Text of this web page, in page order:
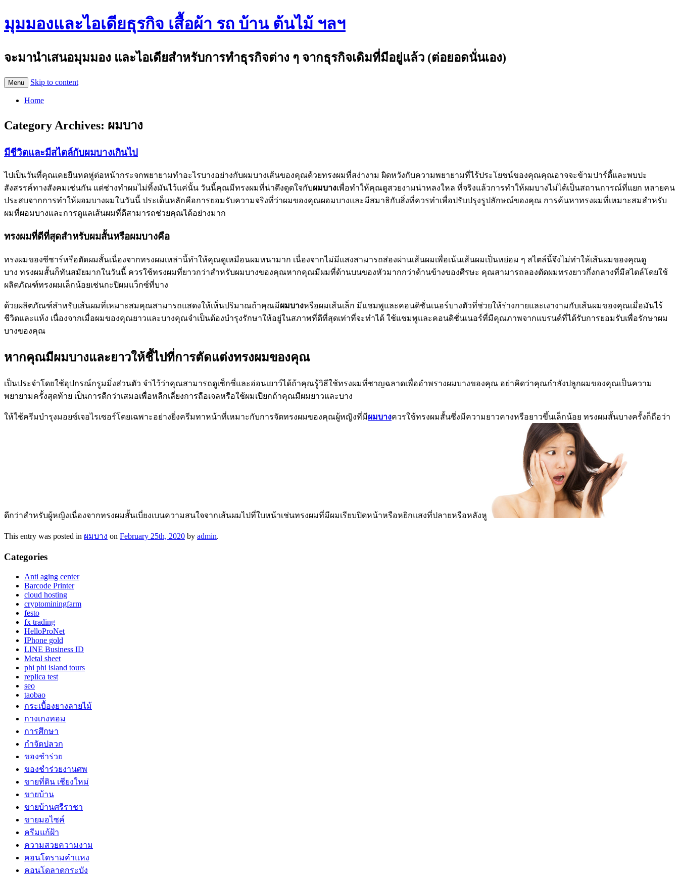
มุมมองและไอเดียธุรกิจ เสื้อผ้า รถ บ้าน ต้นไม้ ฯลฯ
จะมานำเสนอมุมมอง และไอเดียสำหรับการทำธุรกิจต่าง ๆ จากธุรกิจเดิมที่มีอยู่แล้ว (ต่อยอดนั่นเอง)
Menu Skip to content
Home
Category Archives: ผมบาง
มีชีวิตและมีสไตล์กับผมบางเกินไป
ไปเป็นวันที่คุณเคยยืนหดหู่ต่อหน้ากระจกพยายามทำอะไรบางอย่างกับผมบางเส้นของคุณด้วยทรงผมที่สง่างาม ผิดหวังกับความพยายามที่ไร้ประโยชน์ของคุณคุณอาจจะข้ามปาร์ตี้และพบปะ
สังสรรค์ทางสังคมเช่นกัน แต่ช่างทำผมไม่ทิ้งมันไว้แค่นั้น วันนี้คุณมีทรงผมที่น่าดึงดูดใจกับผมบางเพื่อทำให้คุณดูสวยงามน่าหลงใหล ที่จริงแล้วการทำให้ผมบางไม่ได้เป็นสถานการณ์ที่แยก หลายคน
ประสบจากการทำให้ผอมบางผมในวันนี้ ประเด็นหลักคือการยอมรับความจริงที่ว่าผมของคุณผอมบางและมีสมาธิกับสิ่งที่ควรทำเพื่อปรับปรุงรูปลักษณ์ของคุณ การค้นหาทรงผมที่เหมาะสมสำหรับ
ผมที่ผอมบางและการดูแลเส้นผมที่ดีสามารถช่วยคุณได้อย่างมาก
ทรงผมที่ดีที่สุดสำหรับผมสั้นหรือผมบางคือ
ทรงผมของซีซาร์หรือตัดผมสั้นเนื่องจากทรงผมเหล่านี้ทำให้คุณดูเหมือนผมหนามาก เนื่องจากไม่มีแสงสามารถส่องผ่านเส้นผมเพื่อเน้นเส้นผมเป็นหย่อม ๆ สไตล์นี้จึงไม่ทำให้เส้นผมของคุณดู
บาง ทรงผมสั้นก็ทันสมัยมากในวันนี้ ควรใช้ทรงผมที่ยาวกว่าสำหรับผมบางของคุณหากคุณมีผมที่ด้านบนของหัวมากกว่าด้านข้างของศีรษะ คุณสามารถลองตัดผมทรงยาวกึ่งกลางที่มีสไตล์โดยใช้
ผลิตภัณฑ์ทรงผมเล็กน้อยเช่นกะปิผมแว็กซ์ที่บาง
ด้วยผลิตภัณฑ์สำหรับเส้นผมที่เหมาะสมคุณสามารถแสดงให้เห็นปริมาณถ้าคุณมีผมบางหรือผมเส้นเล็ก มีแชมพูและคอนดิชั่นเนอร์บางตัวที่ช่วยให้ร่างกายและเงางามกับเส้นผมของคุณเมื่อมันไร้
ชีวิตและแห้ง เนื่องจากเมื่อผมของคุณยาวและบางคุณจำเป็นต้องบำรุงรักษาให้อยู่ในสภาพที่ดีที่สุดเท่าที่จะทำได้ ใช้แชมพูและคอนดิชั่นเนอร์ที่มีคุณภาพจากแบรนด์ที่ได้รับการยอมรับเพื่อรักษาผม
บางของคุณ
หากคุณมีผมบางและยาวให้ชี้ไปที่การตัดแต่งทรงผมของคุณ
เป็นประจำโดยใช้อุปกรณ์กรูมมิ่งส่วนตัว จำไว้ว่าคุณสามารถดูเซ็กซี่และอ่อนเยาว์ได้ถ้าคุณรู้วิธีใช้ทรงผมที่ชาญฉลาดเพื่ออำพรางผมบางของคุณ อย่าคิดว่าคุณกำลังปลูกผมของคุณเป็นความ
พยายามครั้งสุดท้าย เป็นการดีกว่าเสมอเพื่อหลีกเลี่ยงการถือเจลหรือใช้ผมเปียกถ้าคุณมีผมยาวและบาง
ให้ใช้ครีมบำรุงมอยซ์เจอไรเซอร์โดยเฉพาะอย่างยิ่งครีมทาหน้าที่เหมาะกับการจัดทรงผมของคุณผู้หญิงที่มีผมบางควรใช้ทรงผมสั้นซึ่งมีความยาวคางหรือยาวขึ้นเล็กน้อย ทรงผมสั้นบางครั้งก็ถือว่า
ดีกว่าสำหรับผู้หญิงเนื่องจากทรงผมสั้นเบี่ยงเบนความสนใจจากเส้นผมไปที่ใบหน้าเช่นทรงผมที่มีผมเรียบปิดหน้าหรือหยิกแสงที่ปลายหรือหลังหู
This entry was posted in ผมบาง on February 25th, 2020 by admin.
Categories
Anti aging center
Barcode Printer
cloud hosting
cryptominingfarm
festo
fx trading
HelloProNet
IPhone gold
LINE Business ID
Metal sheet
phi phi island tours
replica test
seo
taobao
กระเบื้องยางลายไม้
กางเกงทอม
การศึกษา
กำจัดปลวก
ของชำร่วย
ของชำร่วยงานศพ
ขายที่ดิน เชียงใหม่
ขายบ้าน
ขายบ้านศรีราชา
ขายมอไซค์
ครีมแก้ฝ้า
ความสวยความงาม
คอนโดรามคำแหง
คอนโดลาดกระบัง